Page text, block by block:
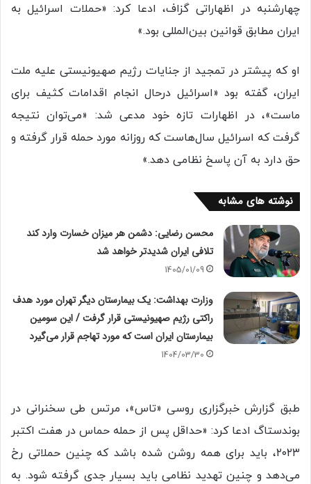
چهارشنبه در اظهاراتی گزاف، ادعا کرد: «حملات اسرائیل به
ایران مطابق قوانین بین‌المللی بود.»
او که پیشتر در تمجید از جنایات رژیم صهیونیستی علیه ملت
ایران، گفته بود «اسرائیل درحال انجام اقدامات کثیف برای
ماست»، در اظهارات تازه خود مدعی شد: «می‌توان نتیجه
گرفت که اسرائیل سال‌هاست که روزانه مورد حمله قرار گرفته و
حق دارد به آن پاسخ نظامی دهد.»
نوشته های مشابه
محسن رضایی: دشمن هر میزان خسارت وارد کند
تلافی ایران شدیدتر خواهد شد
1405/01/09
وزارت بهداشت: ‏یک بیمارستان دیگر تهران مورد هدف
راکتی رژیم صهیونیستی قرار گرفت / این سومین
بیمارستان ایران است که مورد تهاجم قرار می‌گیرد
1404/03/30
طبق گزارش خبرگزاری روسی «تاس»، مرتس طی سخنرانی در
بوندستاگ ادعا کرد: «حداقل پس از حمله حماس در هفت اکتبر
۲۰۲۳، باید برای همه روشن شده باشد که چنین حملاتی رخ
می‌دهد و چنین تهدید نظامی باید بسیار جدی گرفته شود. به